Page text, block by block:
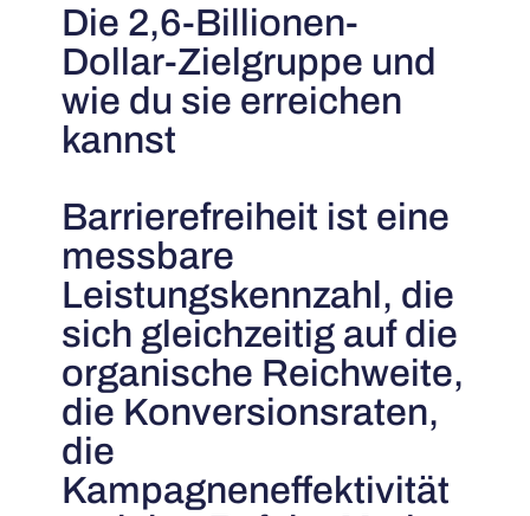
Die 2,6-Billionen-
Dollar-Zielgruppe und
wie du sie erreichen
kannst
Barrierefreiheit ist eine
messbare
Leistungskennzahl, die
sich gleichzeitig auf die
organische Reichweite,
die Konversionsraten,
die
Kampagneneffektivität